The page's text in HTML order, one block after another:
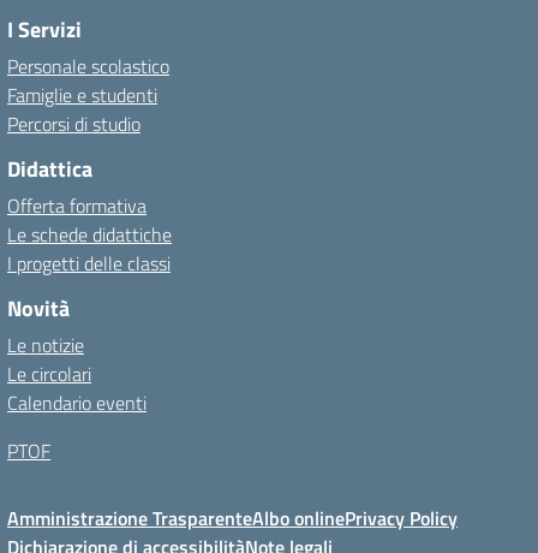
I Servizi
Personale scolastico
Famiglie e studenti
Percorsi di studio
Didattica
Offerta formativa
Le schede didattiche
I progetti delle classi
Novità
Le notizie
Le circolari
Calendario eventi
PTOF
Amministrazione TrasparenteAlbo onlinePrivacy Policy
Dichiarazione di accessibilitàNote legali